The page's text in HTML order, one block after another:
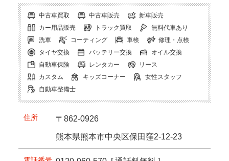
中古車買取 中古車販売
新車販売
カー用品販売
トラック買取
無料代車あり
洗車
コーティング 車検
修理・点検
タイヤ交換
バッテリー交換
オイル交換
自動車保険
レンタカー
リース
カスタム
キッズコーナー
女性スタッフ
自動車整備士
住所 〒862-0926
熊本県熊本市中央区保田窪2-12-23